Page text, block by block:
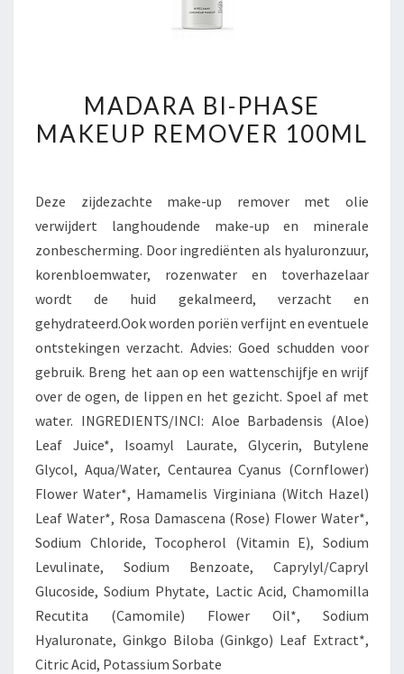
BI-
PHASE
100ML
MADARA BI-PHASE
MAKEUP REMOVER 100ML
Deze zijdezachte make-up remover met olie
verwijdert langhoudende make-up en minerale
zonbescherming. Door ingrediënten als hyaluronzuur,
korenbloemwater, rozenwater en toverhazelaar
wordt de huid gekalmeerd, verzacht en
gehydrateerd.Ook worden poriën verfijnt en eventuele
ontstekingen verzacht. Advies: Goed schudden voor
gebruik. Breng het aan op een wattenschijfje en wrijf
over de ogen, de lippen en het gezicht. Spoel af met
water. INGREDIENTS/INCI: Aloe Barbadensis (Aloe)
Leaf Juice*, Isoamyl Laurate, Glycerin, Butylene
Glycol, Aqua/Water, Centaurea Cyanus (Cornflower)
Flower Water*, Hamamelis Virginiana (Witch Hazel)
Leaf Water*, Rosa Damascena (Rose) Flower Water*,
Sodium Chloride, Tocopherol (Vitamin E), Sodium
Levulinate, Sodium Benzoate, Caprylyl/Capryl
Glucoside, Sodium Phytate, Lactic Acid, Chamomilla
Recutita (Camomile) Flower Oil*, Sodium
Hyaluronate, Ginkgo Biloba (Ginkgo) Leaf Extract*,
Citric Acid, Potassium Sorbate